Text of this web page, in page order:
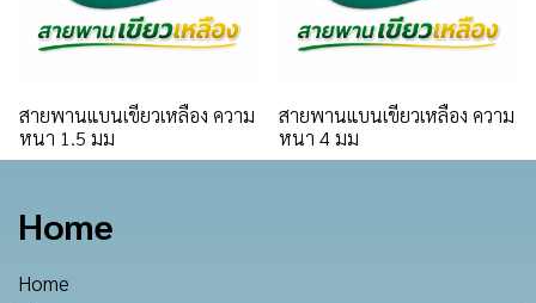
สายพานแบนเขียวเหลือง ความ
หนา 1.5 มม
สายพานแบนเขียวเหลือง ความ
หนา 4 มม
Home
Home